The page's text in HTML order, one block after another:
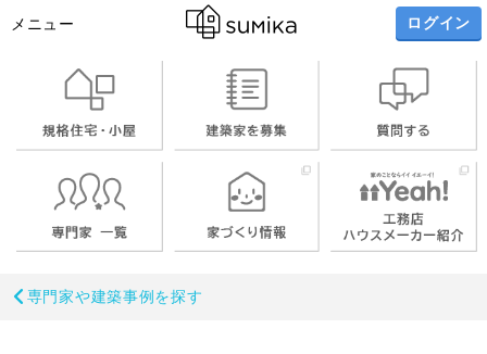
メニュー ログイン
専門家や建築事例を探す